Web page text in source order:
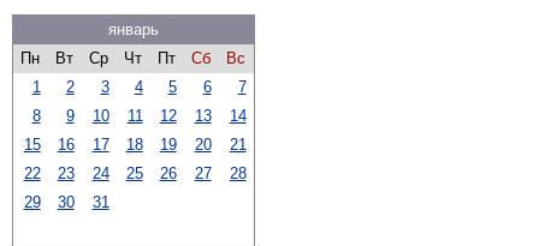
январь
Пн
Вт Ср Чт Пт Сб
Вс
1
2 3 4 5 6
7
8
9 10 11 12 13
14
15
16 17 18 19 20
21
22
23 24 25 26 27
28
29
30 31